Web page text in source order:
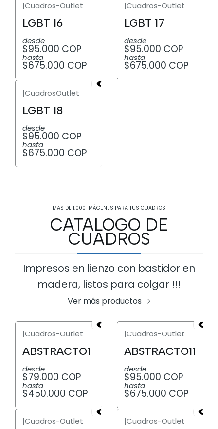
|Cuadros-Outlet
LGBT 16
desde
$95.000 COP
hasta
$675.000 COP
|Cuadros-Outlet
LGBT 17
desde
$95.000 COP
hasta
$675.000 COP
|CuadrosOutlet
LGBT 18
desde
$95.000 COP
hasta
$675.000 COP
MAS DE 1.000 IMÁGENES PARA TUS CUADROS
CATALOGO DE
CUADROS
Impresos en lienzo con bastidor en
madera, listos para colgar !!!
Ver más productos
|Cuadros-Outlet
ABSTRACTO1
desde
$79.000 COP
hasta
$450.000 COP
|Cuadros-Outlet
ABSTRACTO11
desde
$95.000 COP
hasta
$675.000 COP
|Cuadros-Outlet |Cuadros-Outlet